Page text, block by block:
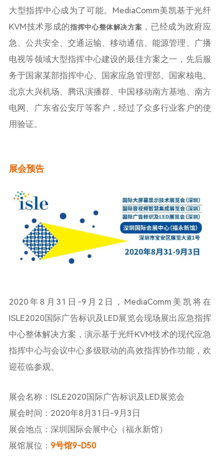
大型指挥中心成为了可能。MediaComm美凯基于光纤
KVM技术形成的指挥中心整体解决方案 ，已经成为政府应
急、公共安全、交通运输、移动通信、能源管理、广播
电视等领域大型指挥中心建设的最佳方案之一，先后服
务于国家某部指挥中心、国家应急管理部、国家核电、
北京大兴机场、腾讯演播群、中国移动南方基地、南方
电网、广东省公安厅等客户，经过了众多行业客户的使
用验证。
展会预告
2020年8月31日-9月2日，MediaComm美凯将在
ISLE2020国际广告标识及LED展览会现场展出应急指挥
中心整体解决方案，演示基于光纤KVM技术的现代应急
指挥中心与会议中心多级联动的高效指挥协作功能，欢
迎莅临参观。
展会名称：ISLE2020国际广告标识及LED展览会
展会时间：2020年8月31日-9月3日
展会地点：深圳国际会展中心（福永新馆）
展馆展位： 9号馆9-D50